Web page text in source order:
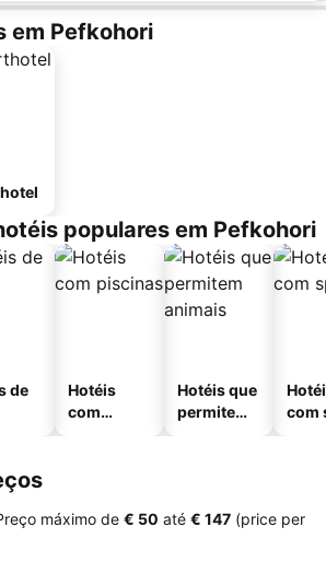
em Pefkohori
populares em Pefkohori
de
Hotéis
com
Hotéis que
permitem
com
máximo de ‎€ 50 até ‎€ 147 (price per